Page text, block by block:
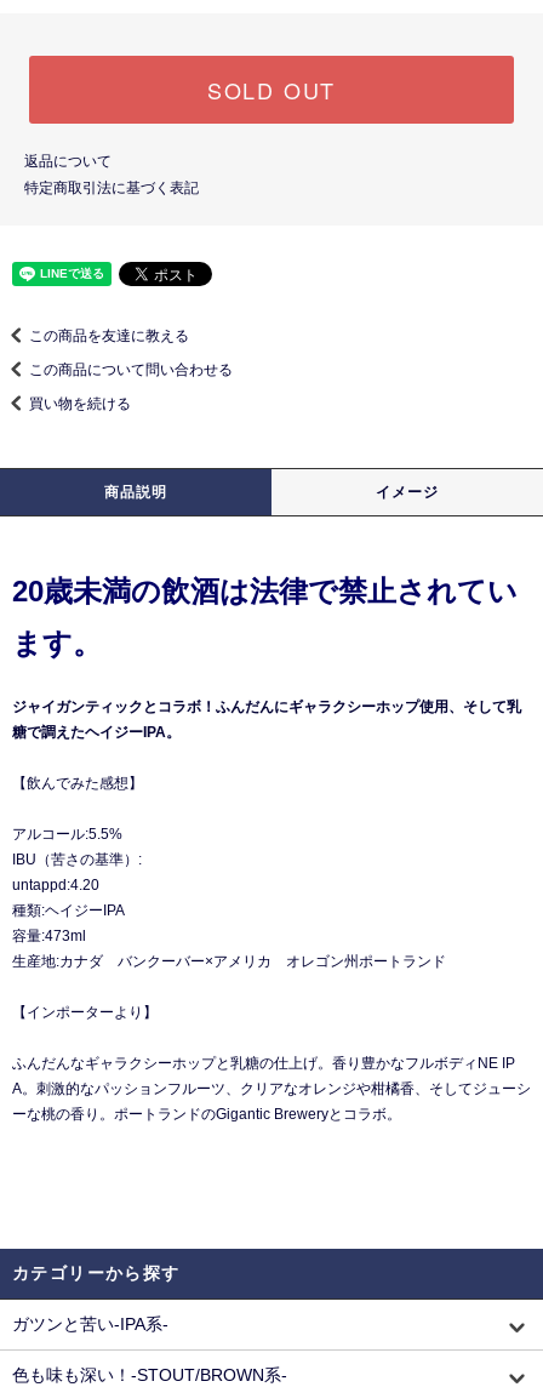
SOLD OUT
返品について
特定商取引法に基づく表記
この商品を友達に教える
この商品について問い合わせる
買い物を続ける
商品説明 イメージ
20歳未満の飲酒は法律で禁止されてい
ます。
ジャイガンティックとコラボ！ふんだんにギャラクシーホップ使用、そして乳
糖で調えたヘイジーIPA。
【飲んでみた感想】
アルコール:5.5%
IBU（苦さの基準）:
untappd:4.20
種類:ヘイジーIPA
容量:473ml
生産地:カナダ バンクーバー×アメリカ オレゴン州ポートランド
【インポーターより】
ふんだんなギャラクシーホップと乳糖の仕上げ。香り豊かなフルボディNE IP
A。刺激的なパッションフルーツ、クリアなオレンジや柑橘香、そしてジューシ
ーな桃の香り。ポートランドのGigantic Breweryとコラボ。
カテゴリーから探す
ガツンと苦い-IPA系-
色も味も深い！-STOUT/BROWN系-